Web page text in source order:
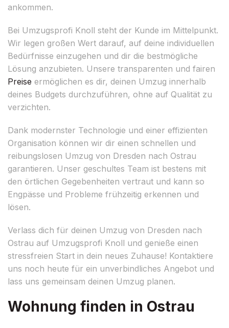
ankommen.
Bei Umzugsprofi Knoll steht der Kunde im Mittelpunkt.
Wir legen großen Wert darauf, auf deine individuellen
Bedürfnisse einzugehen und dir die bestmögliche
Lösung anzubieten. Unsere transparenten und fairen
Preise ermöglichen es dir, deinen Umzug innerhalb
deines Budgets durchzuführen, ohne auf Qualität zu
verzichten.
Dank modernster Technologie und einer effizienten
Organisation können wir dir einen schnellen und
reibungslosen Umzug von Dresden nach Ostrau
garantieren. Unser geschultes Team ist bestens mit
den örtlichen Gegebenheiten vertraut und kann so
Engpässe und Probleme frühzeitig erkennen und
lösen.
Verlass dich für deinen Umzug von Dresden nach
Ostrau auf Umzugsprofi Knoll und genieße einen
stressfreien Start in dein neues Zuhause! Kontaktiere
uns noch heute für ein unverbindliches Angebot und
lass uns gemeinsam deinen Umzug planen.
Wohnung finden in Ostrau